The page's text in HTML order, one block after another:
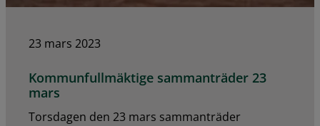
23 mars 2023
Kommunfullmäktige sammanträder 23
mars
Torsdagen den 23 mars sammanträder